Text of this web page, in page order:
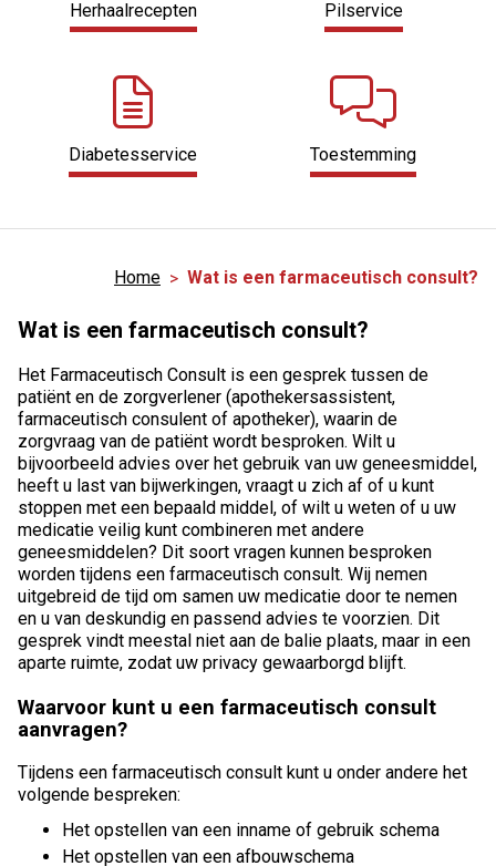
Herhaalrecepten Pilservice
Diabetesservice Toestemming
Home Wat is een farmaceutisch consult?
Wat is een farmaceutisch consult?
Het Farmaceutisch Consult is een gesprek tussen de
patiënt en de zorgverlener (apothekersassistent,
farmaceutisch consulent of apotheker), waarin de
zorgvraag van de patiënt wordt besproken. Wilt u
bijvoorbeeld advies over het gebruik van uw geneesmiddel,
heeft u last van bijwerkingen, vraagt u zich af of u kunt
stoppen met een bepaald middel, of wilt u weten of u uw
medicatie veilig kunt combineren met andere
geneesmiddelen? Dit soort vragen kunnen besproken
worden tijdens een farmaceutisch consult. Wij nemen
uitgebreid de tijd om samen uw medicatie door te nemen
en u van deskundig en passend advies te voorzien. Dit
gesprek vindt meestal niet aan de balie plaats, maar in een
aparte ruimte, zodat uw privacy gewaarborgd blijft.
Waarvoor kunt u een farmaceutisch consult
aanvragen?
Tijdens een farmaceutisch consult kunt u onder andere het
volgende bespreken:
Het opstellen van een inname of gebruik schema
Het opstellen van een afbouwschema